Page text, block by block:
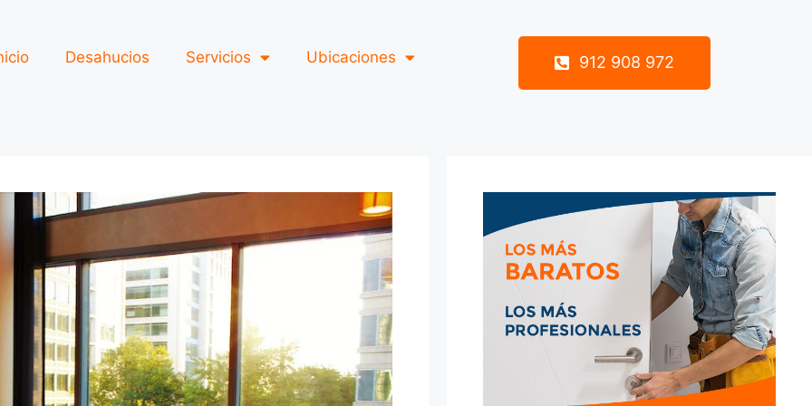
Desahucios Servicios Ubicaciones 912 908 972